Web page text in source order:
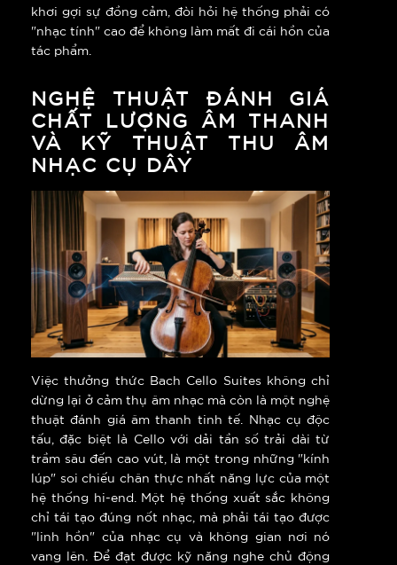
khơi gợi sự đồng cảm, đòi hỏi hệ thống phải có
"nhạc tính" cao để không làm mất đi cái hồn của
tác phẩm.
NGHỆ THUẬT ĐÁNH GIÁ
CHẤT LƯỢNG ÂM THANH
VÀ KỸ THUẬT THU ÂM
NHẠC CỤ DÂY
Việc thưởng thức Bach Cello Suites không chỉ
dừng lại ở cảm thụ âm nhạc mà còn là một nghệ
thuật đánh giá âm thanh tinh tế. Nhạc cụ độc
tấu, đặc biệt là Cello với dải tần số trải dài từ
trầm sâu đến cao vút, là một trong những "kính
lúp" soi chiếu chân thực nhất năng lực của một
hệ thống hi-end. Một hệ thống xuất sắc không
chỉ tái tạo đúng nốt nhạc, mà phải tái tạo được
"linh hồn" của nhạc cụ và không gian nơi nó
vang lên. Để đạt được kỹ năng nghe chủ động